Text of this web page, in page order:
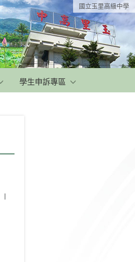
國立玉里高級中學
學生申訴專區
|